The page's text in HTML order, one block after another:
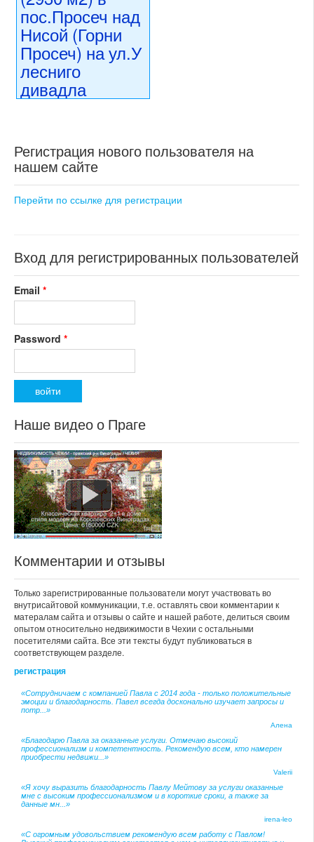
пос.Просеч над
Нисой (Горни
Просеч) на ул.У
лесниго
дивадла
(Северо-
Чехия)
78 400 000 CZK
раздел: объекты для
Регистрация нового пользователя на
нашем сайте
Перейти по ссылке для регистрации
Вход для регистрированных пользователей
Email *
Password *
Наше видео о Праге
Комментарии и отзывы
Только зарегистрированные пользователи могут участвовать во
внутрисайтовой коммуникации, т.е. оставлять свои комментарии к
матералам сайта и отзывы о сайте и нашей работе, делиться своим
опытом относительно недвижимости в Чехии с остальными
посетителями сайта. Все эти тексты будут публиковаться в
соответствующем разделе.
регистрация
«Сотрудничаем с компанией Павла с 2014 года - только положительные
эмоции и благодарность. Павел всегда досконально изучает запросы и
потр...»
Алена
«Благодарю Павла за оказанные услуги. Отмечаю высокий
профессионализм и компетентность. Рекомендую всем, кто намерен
приобрести недвижи...»
Valerii
«Я хочу выразить благодарность Павлу Мейтову за услуги оказанные
мне с высоким профессионализмом и в короткие сроки, а также за
данные мн...»
irena-leo
«С огромным удовольствием рекомендую всем работу с Павлом!